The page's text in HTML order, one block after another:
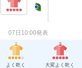
07日10:00発表
よく乾く 大変よく乾く